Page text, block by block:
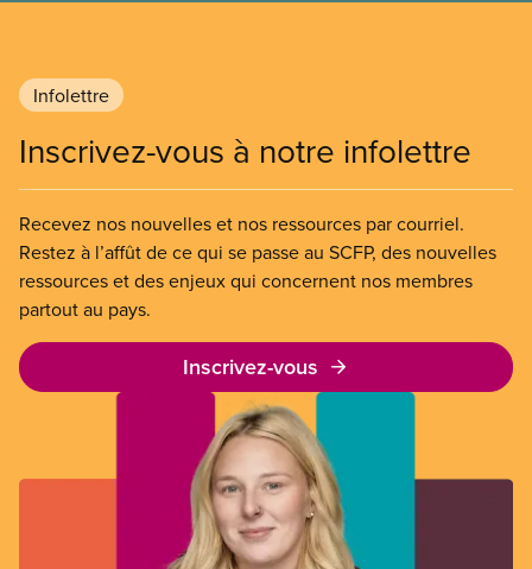
Infolettre
Inscrivez-vous à notre infolettre
Recevez nos nouvelles et nos ressources par courriel.
Restez à l’affût de ce qui se passe au SCFP, des nouvelles
ressources et des enjeux qui concernent nos membres
partout au pays.
Inscrivez-vous